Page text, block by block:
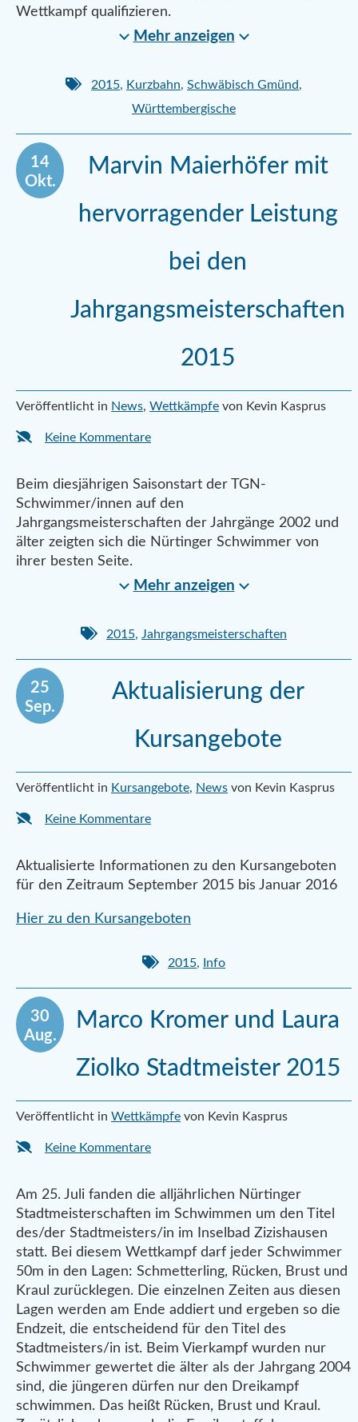
Wettkampf qualifizieren.
Mehr anzeigen
2015, Kurzbahn, Schwäbisch Gmünd,
Württembergische
14
Okt.
Marvin Maierhöfer mit
hervorragender Leistung
bei den
Jahrgangsmeisterschaften
2015
Veröffentlicht in News, Wettkämpfe von Kevin Kasprus
Keine Kommentare
Beim diesjährigen Saisonstart der TGN-
Schwimmer/innen auf den
Jahrgangsmeisterschaften der Jahrgänge 2002 und
älter zeigten sich die Nürtinger Schwimmer von
ihrer besten Seite.
Mehr anzeigen
2015, Jahrgangsmeisterschaften
25
Sep.
Aktualisierung der
Kursangebote
Veröffentlicht in Kursangebote, News von Kevin Kasprus
Keine Kommentare
Aktualisierte Informationen zu den Kursangeboten
für den Zeitraum September 2015 bis Januar 2016
Hier zu den Kursangeboten
2015, Info
30
Aug.
Marco Kromer und Laura
Ziolko Stadtmeister 2015
Veröffentlicht in Wettkämpfe von Kevin Kasprus
Keine Kommentare
Am 25. Juli fanden die alljährlichen Nürtinger
Stadtmeisterschaften im Schwimmen um den Titel
des/der Stadtmeisters/in im Inselbad Zizishausen
statt. Bei diesem Wettkampf darf jeder Schwimmer
50m in den Lagen: Schmetterling, Rücken, Brust und
Kraul zurücklegen. Die einzelnen Zeiten aus diesen
Lagen werden am Ende addiert und ergeben so die
Endzeit, die entscheidend für den Titel des
Stadtmeisters/in ist. Beim Vierkampf wurden nur
Schwimmer gewertet die älter als der Jahrgang 2004
sind, die jüngeren dürfen nur den Dreikampf
schwimmen. Das heißt Rücken, Brust und Kraul.